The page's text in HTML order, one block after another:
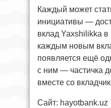
Каждый может
инициативы —
вклад Yaxshilikka
каждым новым
появляется ещё
с ним — частичка
вместе со
Сайт: hayotbank.uz